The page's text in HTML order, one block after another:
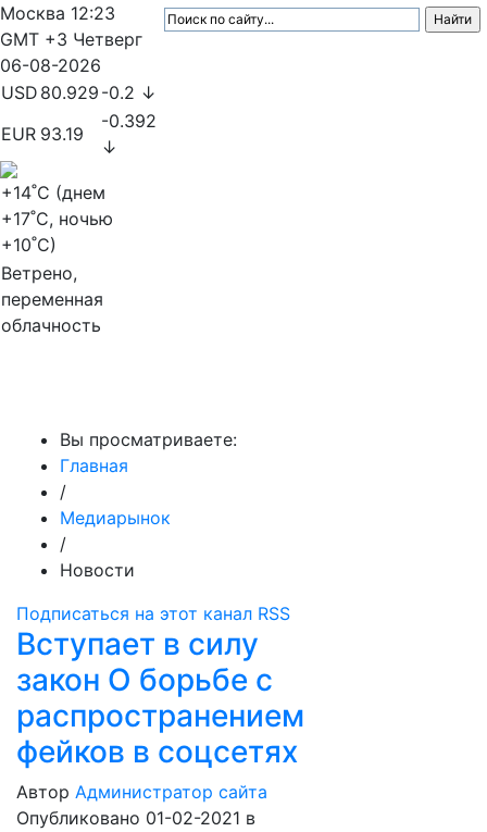
Москва 12:23
GMT +3 Четверг
06-08-2026
USD 80.929 -0.2 ↓
EUR 93.19
-0.392
↓
+14˚C (днем
+17˚C, ночью
+10˚C)
Ветрено,
переменная
облачность
Вы просматриваете:
Главная
/
Медиарынок
/
Новости
Подписаться на этот канал RSS
Вступает в силу
закон О борьбе с
распространением
фейков в соцсетях
Автор Администратор сайта
Опубликовано 01-02-2021 в